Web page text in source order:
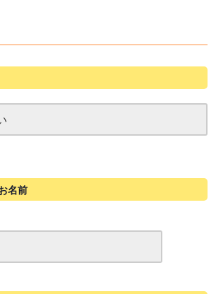
名前